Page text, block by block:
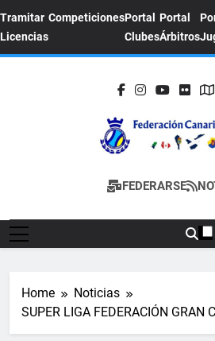
Tramitar
Licencias
CompeticionesPortal
Clubes
Portal
Árbitros
Sitio Oficial De La
FEDERARSE
Home
Noticias
SUPER LIGA FEDERACIÓN GRAN